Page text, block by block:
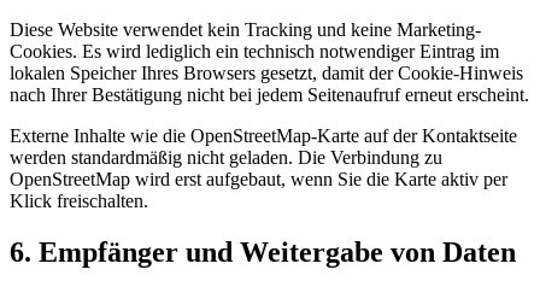
Diese Website verwendet kein Tracking und keine Marketing-
Cookies. Es wird lediglich ein technisch notwendiger Eintrag im
lokalen Speicher Ihres Browsers gesetzt, damit der Cookie-Hinweis
nach Ihrer Bestätigung nicht bei jedem Seitenaufruf erneut erscheint.
Externe Inhalte wie die OpenStreetMap-Karte auf der Kontaktseite
werden standardmäßig nicht geladen. Die Verbindung zu
OpenStreetMap wird erst aufgebaut, wenn Sie die Karte aktiv per
Klick freischalten.
6. Empfänger und Weitergabe von Daten